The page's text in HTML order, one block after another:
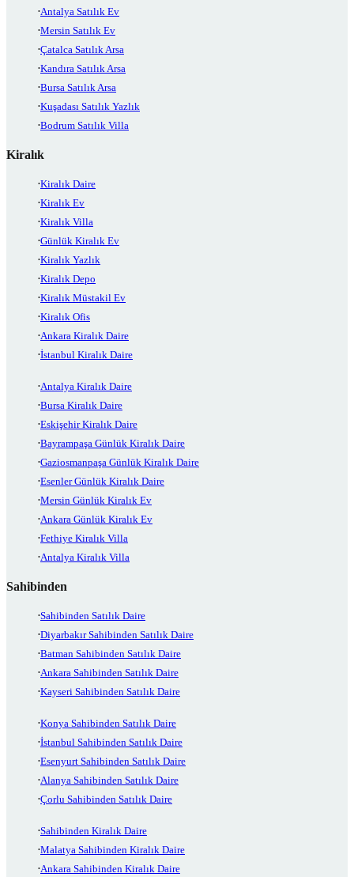
Antalya Satılık Ev
Mersin Satılık Ev
Çatalca Satılık Arsa
Kandıra Satılık Arsa
Bursa Satılık Arsa
Kuşadası Satılık Yazlık
Bodrum Satılık Villa
Kiralık
Kiralık Daire
Kiralık Ev
Kiralık Villa
Günlük Kiralık Ev
Kiralık Yazlık
Kiralık Depo
Kiralık Müstakil Ev
Kiralık Ofis
Ankara Kiralık Daire
İstanbul Kiralık Daire
Antalya Kiralık Daire
Bursa Kiralık Daire
Eskişehir Kiralık Daire
Bayrampaşa Günlük Kiralık Daire
Gaziosmanpaşa Günlük Kiralık Daire
Esenler Günlük Kiralık Daire
Mersin Günlük Kiralık Ev
Ankara Günlük Kiralık Ev
Fethiye Kiralık Villa
Antalya Kiralık Villa
Sahibinden
Sahibinden Satılık Daire
Diyarbakır Sahibinden Satılık Daire
Batman Sahibinden Satılık Daire
Ankara Sahibinden Satılık Daire
Kayseri Sahibinden Satılık Daire
Konya Sahibinden Satılık Daire
İstanbul Sahibinden Satılık Daire
Esenyurt Sahibinden Satılık Daire
Alanya Sahibinden Satılık Daire
Çorlu Sahibinden Satılık Daire
Sahibinden Kiralık Daire
Malatya Sahibinden Kiralık Daire
Ankara Sahibinden Kiralık Daire